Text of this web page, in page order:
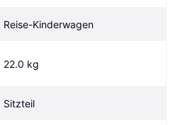
Reise-Kinderwagen
22.0 kg
Sitzteil